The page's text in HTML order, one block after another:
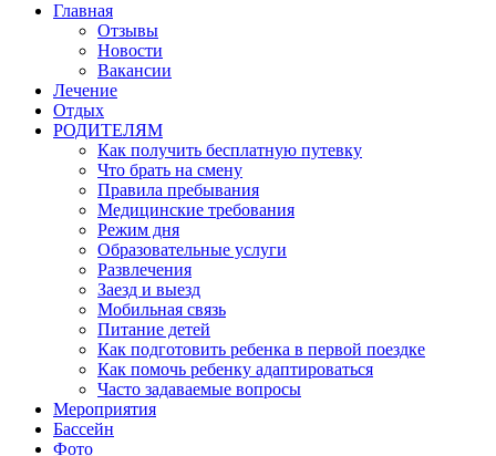
Главная
Отзывы
Новости
Вакансии
Лечение
Отдых
РОДИТЕЛЯМ
Как получить бесплатную путевку
Что брать на смену
Правила пребывания
Медицинские требования
Режим дня
Образовательные услуги
Развлечения
Заезд и выезд
Мобильная связь
Питание детей
Как подготовить ребенка в первой поездке
Как помочь ребенку адаптироваться
Часто задаваемые вопросы
Мероприятия
Бассейн
Фото